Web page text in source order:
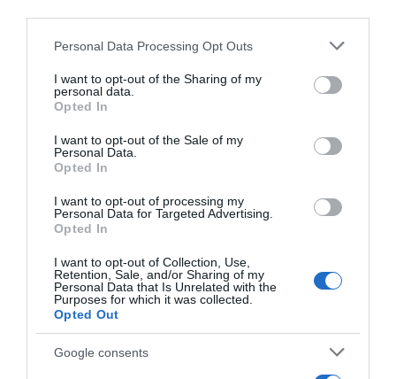
Please note that this website/app uses one or more Google
not limited to your visit or usage behaviour. You may click to
grant or deny consent to Google and its third-party tags to
use your data for below specified purposes in below Google
consent section.
Personal Data Processing Opt Outs
I want to opt-out of the Sharing of my
personal data.
Opted In
I want to opt-out of the Sale of my
Personal Data.
Opted In
I want to opt-out of processing my
Personal Data for Targeted Advertising.
Opted In
I want to opt-out of Collection, Use,
Retention, Sale, and/or Sharing of my
Personal Data that Is Unrelated with the
Purposes for which it was collected.
Opted Out
Google consents
Όλη η διαδικασία για το άυλο συναινετικό
διαζύγιο με “λίγα κλικ” – Τα βήματα που
πρέπει να ακολουθήσετε
Πλέον γίνεται χωρίς φυσική παρουσία